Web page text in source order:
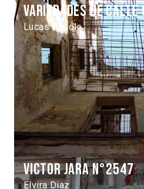
Variedades de calle
Lucas Bonolo
Victor Jara n°2547
Elvira Diaz